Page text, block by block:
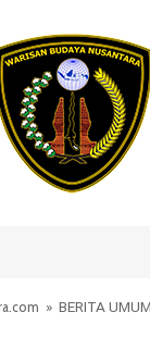
» BERITA UMUM